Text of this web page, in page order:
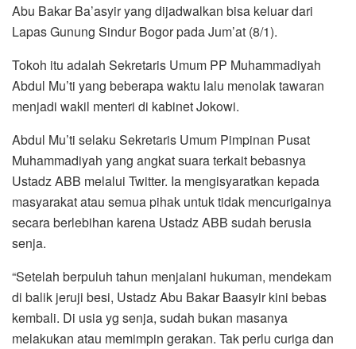
Abu Bakar Ba’asyir yang dijadwalkan bisa keluar dari
Lapas Gunung Sindur Bogor pada Jum’at (8/1).
Tokoh itu adalah Sekretaris Umum PP Muhammadiyah
Abdul Mu’ti yang beberapa waktu lalu menolak tawaran
menjadi wakil menteri di kabinet Jokowi.
Abdul Mu’ti selaku Sekretaris Umum Pimpinan Pusat
Muhammadiyah yang angkat suara terkait bebasnya
Ustadz ABB melalui Twitter. Ia mengisyaratkan kepada
masyarakat atau semua pihak untuk tidak mencurigainya
secara berlebihan karena Ustadz ABB sudah berusia
senja.
“Setelah berpuluh tahun menjalani hukuman, mendekam
di balik jeruji besi, Ustadz Abu Bakar Baasyir kini bebas
kembali. Di usia yg senja, sudah bukan masanya
melakukan atau memimpin gerakan. Tak perlu curiga dan